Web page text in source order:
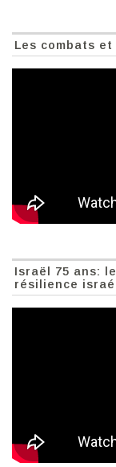
Les combats et
Israël 75 ans:
résilience